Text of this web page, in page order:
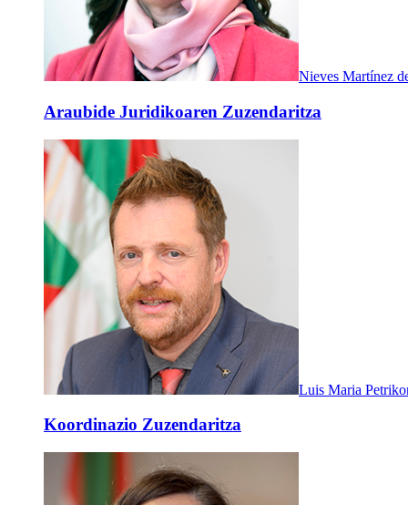
Nieves Martínez
Araubide Juridikoaren Zuzendaritza
Luis Maria
Koordinazio Zuzendaritza